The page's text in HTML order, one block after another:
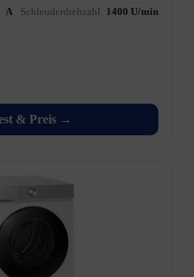
A Schleuderdrehzahl
1400 U/min
& Preis →